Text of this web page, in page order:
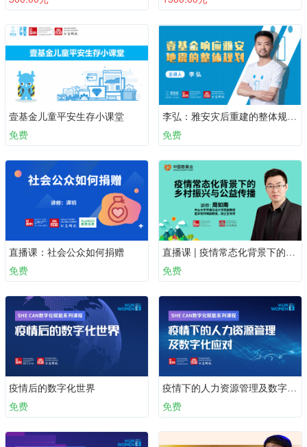
壹基金儿童平安生存小课堂
免费
李弘：雅安灾后重建的整体规划 | 第一课
免费
直播课：社会公众如何捐赠
免费
直播课 | 疫情常态化背景下的乡村振兴与公益传播
免费
疫情后的数字化世界
免费
疫情下的人力资源管理及数字化应对
免费